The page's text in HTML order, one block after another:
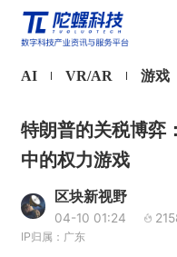
AI VR/AR 游戏
特朗普的关税博弈
中的权力游戏
区块新视野
04-10 01:24
IP归属：广东